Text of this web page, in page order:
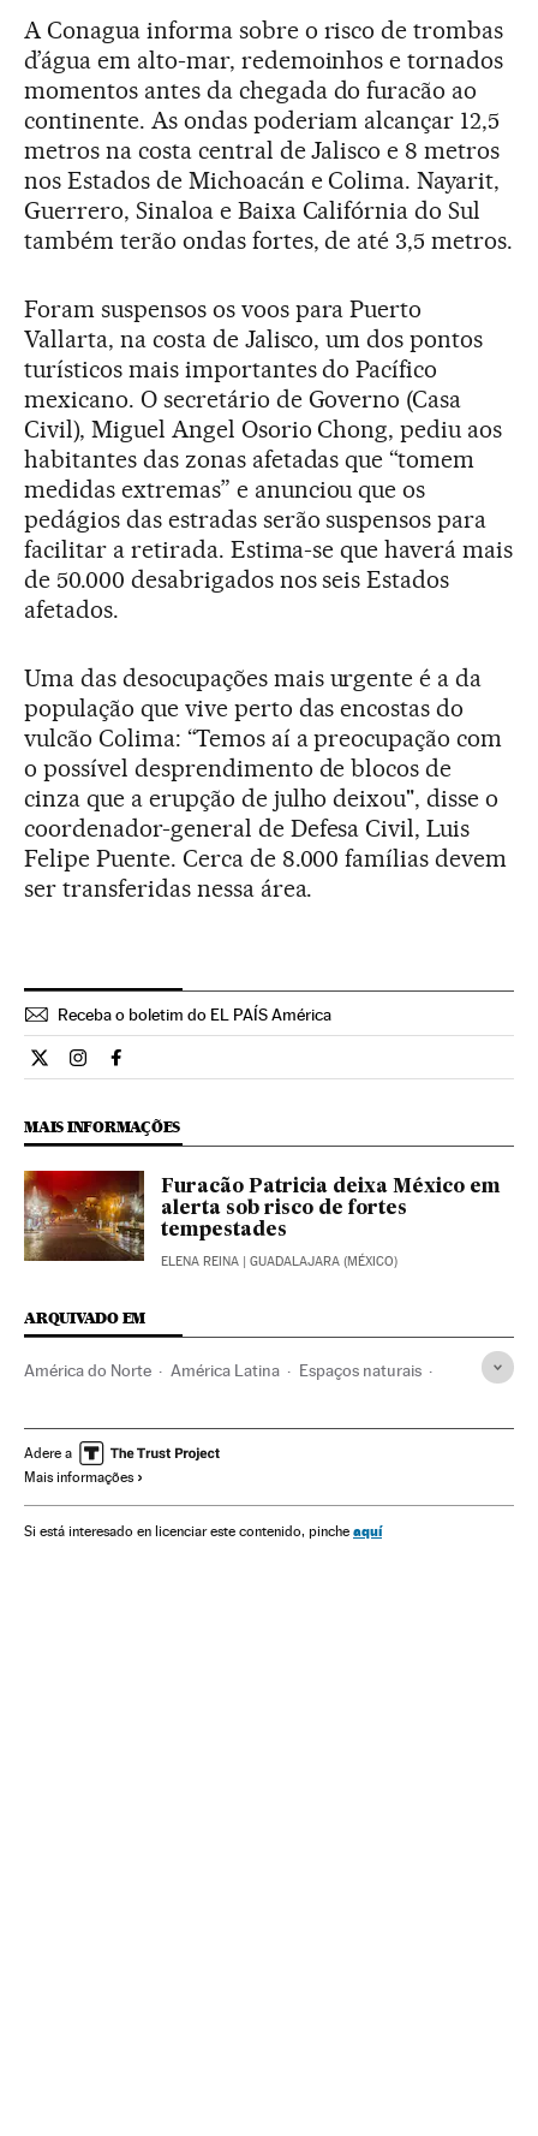
A Conagua informa sobre o risco de trombas
d’água em alto-mar, redemoinhos e tornados
momentos antes da chegada do furacão ao
continente. As ondas poderiam alcançar 12,5
metros na costa central de Jalisco e 8 metros
nos Estados de Michoacán e Colima. Nayarit,
Guerrero, Sinaloa e Baixa Califórnia do Sul
também terão ondas fortes, de até 3,5 metros.
Foram suspensos os voos para Puerto
Vallarta, na costa de Jalisco, um dos pontos
turísticos mais importantes do Pacífico
mexicano. O secretário de Governo (Casa
Civil), Miguel Angel Osorio Chong, pediu aos
habitantes das zonas afetadas que “tomem
medidas extremas” e anunciou que os
pedágios das estradas serão suspensos para
facilitar a retirada. Estima-se que haverá mais
de 50.000 desabrigados nos seis Estados
afetados.
Uma das desocupações mais urgente é a da
população que vive perto das encostas do
vulcão Colima: “Temos aí a preocupação com
o possível desprendimento de blocos de
cinza que a erupção de julho deixou", disse o
coordenador-general de Defesa Civil, Luis
Felipe Puente. Cerca de 8.000 famílias devem
ser transferidas nessa área.
Receba o boletim do EL PAÍS América
Internacional El País Brasil en Twitter
Internacional El País Brasil en Instagram
Internacional El País Brasil en Facebook
MAIS INFORMAÇÕES
Furacão Patricia deixa México em
alerta sob risco de fortes
tempestades
ELENA REINA | GUADALAJARA (MÉXICO)
ARQUIVADO EM
América do Norte América Latina Espaços naturais
Tempestades Oceanos e mares
Meio ambiente
Organizações internacionais Relações exteriores
Adere a
Mais informações
Si está interesado en licenciar este contenido, pinche aquí